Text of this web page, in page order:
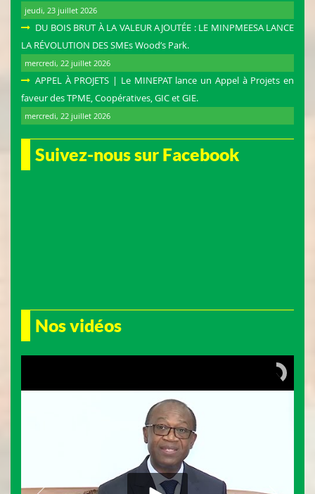
jeudi, 23 juillet 2026
DU BOIS BRUT À LA VALEUR AJOUTÉE : LE MINPMEESA LANCE
LA RÉVOLUTION DES SMEs Wood’s Park.
mercredi, 22 juillet 2026
APPEL À PROJETS | Le MINEPAT lance un Appel à Projets en
faveur des TPME, Coopératives, GIC et GIE.
mercredi, 22 juillet 2026
Suivez-nous sur Facebook
Nos vidéos